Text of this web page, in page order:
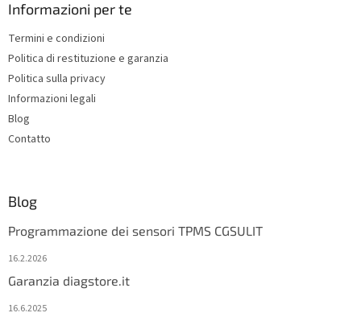
Informazioni per te
Termini e condizioni
Politica di restituzione e garanzia
Politica sulla privacy
Informazioni legali
Blog
Contatto
Blog
Programmazione dei sensori TPMS CGSULIT
16.2.2026
Garanzia diagstore.it
16.6.2025